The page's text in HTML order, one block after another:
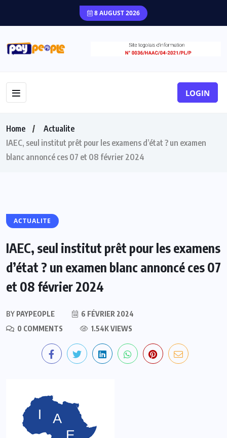
8 AUGUST 2026
LOGIN
Home
Actualite
IAEC, seul institut prêt pour les examens d’état ? un examen
blanc annoncé ces 07 et 08 février 2024
ACTUALITE
IAEC, seul institut prêt pour les examens
d’état ? un examen blanc annoncé ces 07
et 08 février 2024
BY PAYPEOPLE
6 FÉVRIER 2024
0 COMMENTS
1.54K VIEWS